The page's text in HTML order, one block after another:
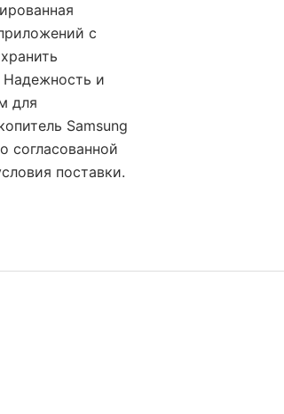
с
Надежность и
для
Samsung
согласованной
поставки.